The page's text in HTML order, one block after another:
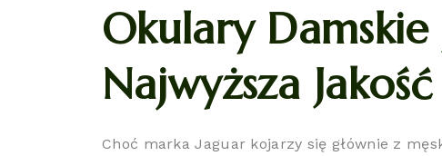
Okulary
Najwyższa Jakość
Choć marka Jaguar kojarzy się głównie z